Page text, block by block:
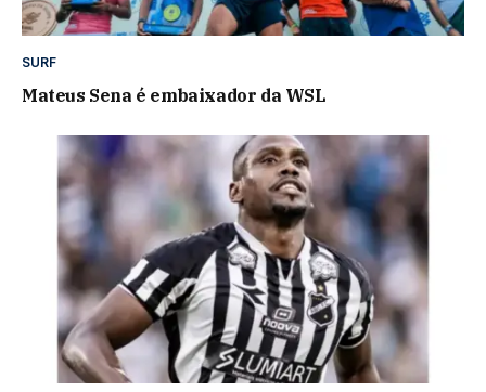
SURF
Mateus Sena é embaixador da WSL